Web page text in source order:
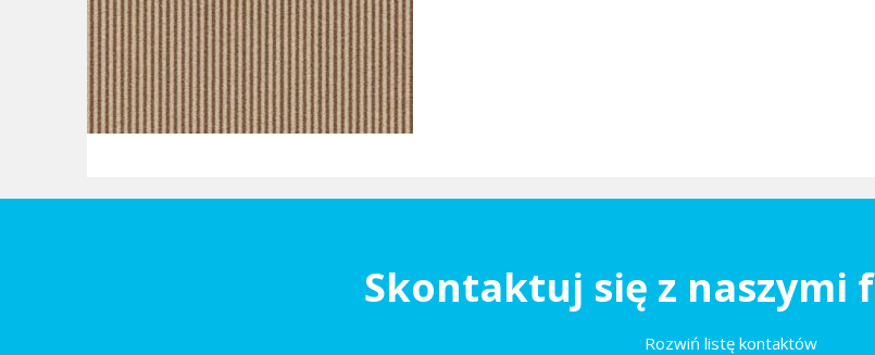
Skontaktuj się z naszymi
Rozwiń listę kontaktów